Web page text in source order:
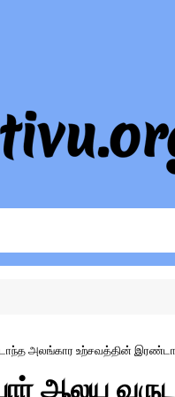
அலங்கார உற்சவத்தின்
ஆலய